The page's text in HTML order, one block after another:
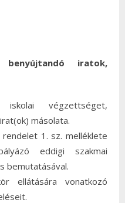
iratok,
végzettséget,
másolata.
1. sz. melléklete
eddigi szakmai
bemutatásával.
ellátására vonatkozó